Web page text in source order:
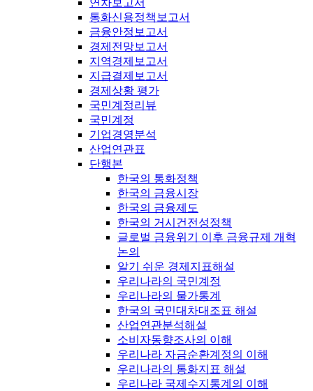
연차보고서
통화신용정책보고서
금융안정보고서
경제전망보고서
지역경제보고서
지급결제보고서
경제상황 평가
국민계정리뷰
국민계정
기업경영분석
산업연관표
단행본
한국의 통화정책
한국의 금융시장
한국의 금융제도
한국의 거시건전성정책
글로벌 금융위기 이후 금융규제 개혁
논의
알기 쉬운 경제지표해설
우리나라의 국민계정
우리나라의 물가통계
한국의 국민대차대조표 해설
산업연관분석해설
소비자동향조사의 이해
우리나라 자금순환계정의 이해
우리나라의 통화지표 해설
우리나라 국제수지통계의 이해